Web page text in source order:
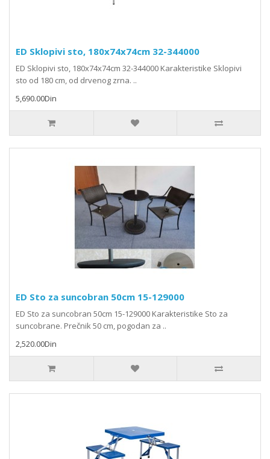
ED Sklopivi sto, 180x74x74cm 32-344000
ED Sklopivi sto, 180x74x74cm 32-344000 Karakteristike Sklopivi
sto od 180 cm, od drvenog zrna. ..
5,690.00Din
ED Sto za suncobran 50cm 15-129000
ED Sto za suncobran 50cm 15-129000 Karakteristike Sto za
suncobrane. Prečnik 50 cm, pogodan za ..
2,520.00Din